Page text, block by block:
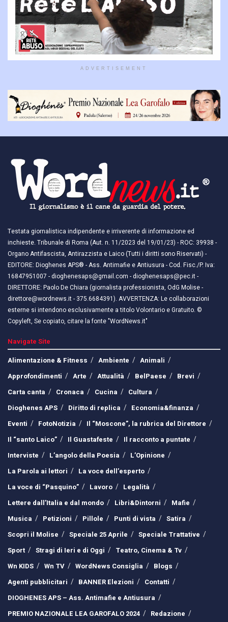
ADVERTISEMENT
Testata giornalistica indipendente e irriverente di informazione ed
inchieste. Tribunale di Roma (Aut. n. 11/2023 del 19/01/23) - ROC: 39938 -
Organo Antifascista, Antirazzista e Laico (Tutti i diritti sono Riservati) -
EDITORE: Dioghenes APS® - Ass. Antimafie e Antiusura - Cod. Fisc./P. Iva:
16847951007 - dioghenesaps@gmail.com - dioghenesaps@pec.it - ​​
DIRETTORE: Paolo De Chiara (giornalista professionista, OdG Molise -
direttore@wordnews.it - ​​375.6684391). AVVERTENZA: Le collaborazioni
esterne si intendono esclusivamente a titolo Volontario e Gratuito. ©
Copyleft, Se copiato, citare la fonte "WordNews.it"
Navigate Site
Alimentazione & Fitness
Ambiente
Animali
Approfondimenti
Arte Attualità BelPaese
Brevi
Carta canta
Cronaca Cucina
Cultura
Dioghenes APS
Diritto di replica
Economia&finanza
Eventi
FotoNotizia
Il “Moscone”, la rubrica del Direttore
Il “santo Laico”
Il Guastafeste
Il racconto a puntate
Interviste
L’angolo della Poesia
L’Opinione
La Parola ai lettori
La voce dell’esperto
La voce di “Pasquino”
Lavoro
Legalità
Lettere dall’Italia e dal mondo
Libri&Dintorni
Mafie
Musica
Petizioni Pillole Punti di vista
Satira
Scopri il Molise
Speciale 25 Aprile
Speciale Trattative
Sport
Stragi di Ieri e di Oggi
Teatro, Cinema & Tv
Wn KIDS
Wn TV WordNews Consiglia
Blogs
Agenti pubblicitari
BANNER Elezioni
Contatti
DIOGHENES APS – Ass. Antimafie e Antiusura
PREMIO NAZIONALE LEA GAROFALO 2024
Redazione